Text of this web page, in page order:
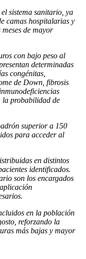
sistema sanitario, ya
camas hospitalarias y
de mayor
con bajo peso al
determinadas
congénitas,
de Down, fibrosis
la probabilidad de
superior a 150
para acceder al
en distintos
identificados.
son los encargados
en la población
reforzando la
más bajas y mayor